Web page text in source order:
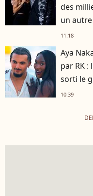
des
un
11:18
Aya
par RK :
sorti le
10:39